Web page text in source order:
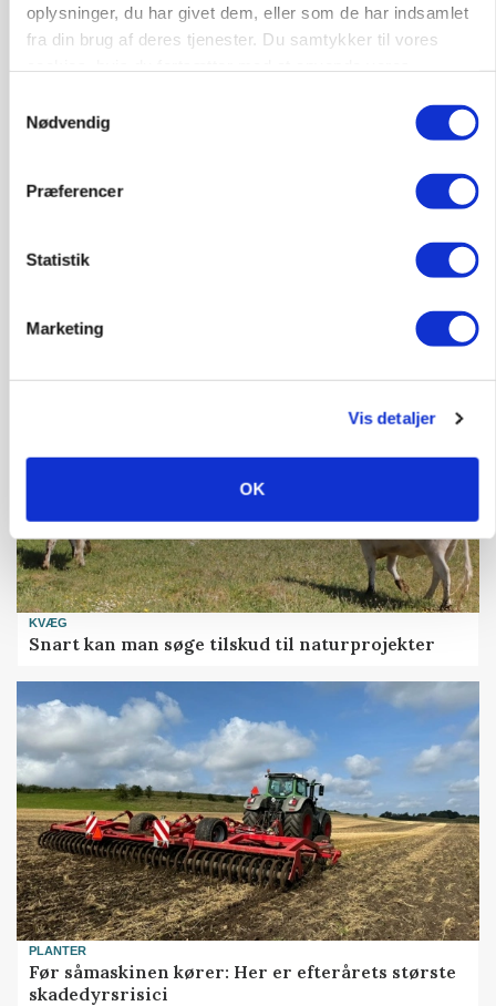
oplysninger, du har givet dem, eller som de har indsamlet
fra din brug af deres tjenester. Du samtykker til vores
Nødvendig
Præferencer
Statistik
Marketing
Vis detaljer
OK
POLITIK
»Nu stopper I«: Landbrugsdebattør og
protestgruppe vil demonstrere mod ny
POLITIK
Folketinget behandler ny gødskningslov: Sådan
KVÆG
Snart kan man søge tilskud til naturprojekter
PLANTER
Før såmaskinen kører: Her er efterårets største
skadedyrsrisici